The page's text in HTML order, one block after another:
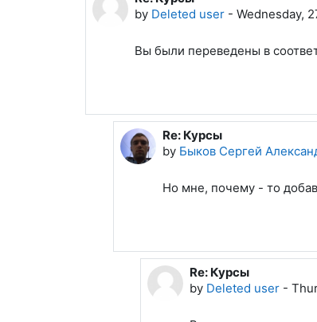
by Deleted user -Wednesday,
Вы были переведены в
In reply to Deleted user
Re: Курсы
by Быков Сергей
Но мне, почему - то
In reply to Быков
Re: Курсы
by Deleted user-